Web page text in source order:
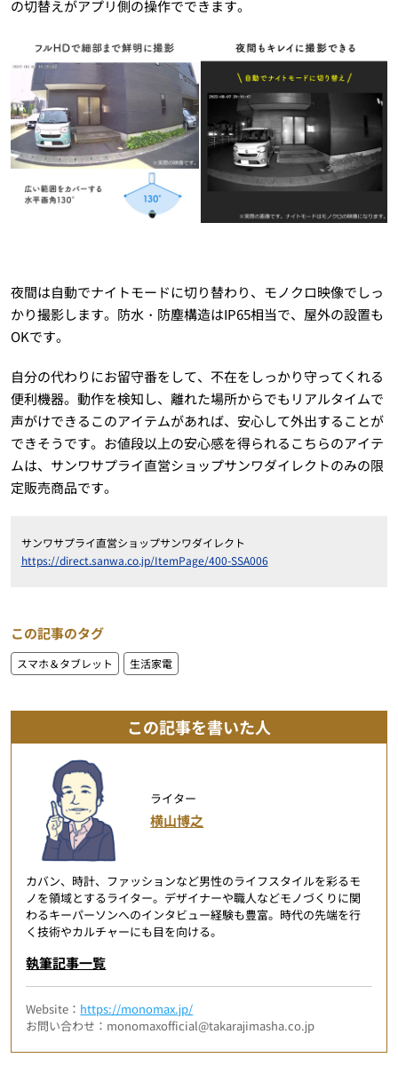
の切替えがアプリ側の操作でできます。
夜間は自動でナイトモードに切り替わり、モノクロ映像でしっ
かり撮影します。防水・防塵構造はIP65相当で、屋外の設置も
OKです。
自分の代わりにお留守番をして、不在をしっかり守ってくれる
便利機器。動作を検知し、離れた場所からでもリアルタイムで
声がけできるこのアイテムがあれば、安心して外出することが
できそうです。お値段以上の安心感を得られるこちらのアイテ
ムは、サンワサプライ直営ショップサンワダイレクトのみの限
定販売商品です。
サンワサプライ直営ショップサンワダイレクト
https://direct.sanwa.co.jp/ItemPage/400-SSA006
この記事のタグ
スマホ＆タブレット 生活家電
この記事を書いた人
ライター
横山博之
カバン、時計、ファッションなど男性のライフスタイルを彩るモ
ノを領域とするライター。デザイナーや職人などモノづくりに関
わるキーパーソンへのインタビュー経験も豊富。時代の先端を行
く技術やカルチャーにも目を向ける。
執筆記事一覧
Website： https://monomax.jp/
お問い合わせ：monomaxofficial@takarajimasha.co.jp